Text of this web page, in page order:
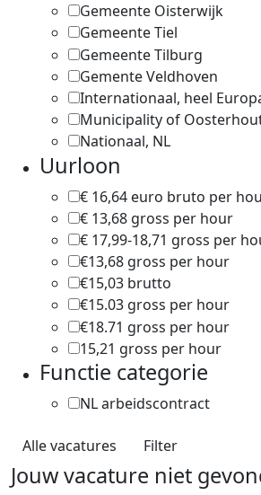
Gemeente Oisterwijk
Gemeente Tiel
Gemeente Tilburg
Gemente Veldhoven
Internationaal, heel
Municipality of
Nationaal, NL
Uurloon
€ 16,64 euro bruto per
€ 13,68 gross per hour
€ 17,99-18,71 gross per
€13,68 gross per hour
€15,03 brutto
€15.03 gross per hour
€18.71 gross per hour
15,21 gross per hour
Functie categorie
NL arbeidscontract
Alle vacatures Filter
Jouw vacature niet